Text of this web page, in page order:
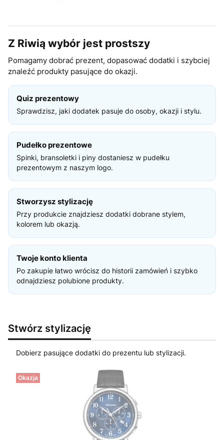
Z Riwią wybór jest prostszy
Pomagamy dobrać prezent, dopasować dodatki i szybciej
znaleźć produkty pasujące do okazji.
Quiz prezentowy
Sprawdzisz, jaki dodatek pasuje do osoby, okazji i stylu.
Pudełko prezentowe
Spinki, bransoletki i piny dostaniesz w pudełku
prezentowym z naszym logo.
Stworzysz stylizację
Przy produkcie znajdziesz dodatki dobrane stylem,
kolorem lub okazją.
Twoje konto klienta
Po zakupie łatwo wrócisz do historii zamówień i szybko
odnajdziesz polubione produkty.
Stwórz stylizację
Dobierz pasujące dodatki do prezentu lub stylizacji.
Okazja